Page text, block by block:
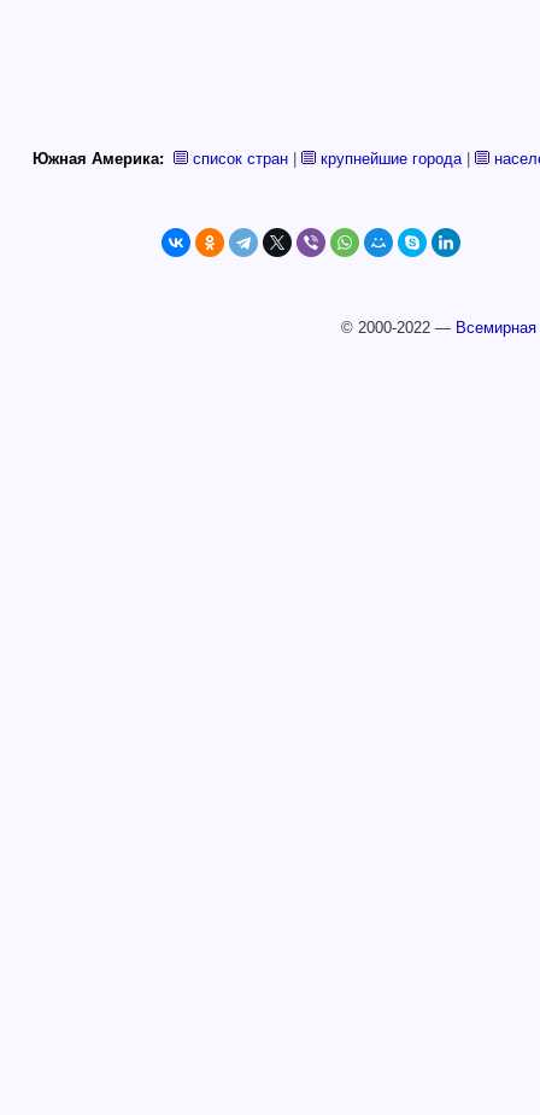
Южная Америка: список стран крупнейшие города|
© 2000-2022 —